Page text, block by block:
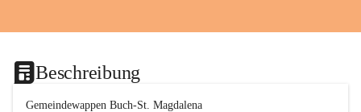
Beschreibung
Gemeindewappen Buch-St. Magdalena